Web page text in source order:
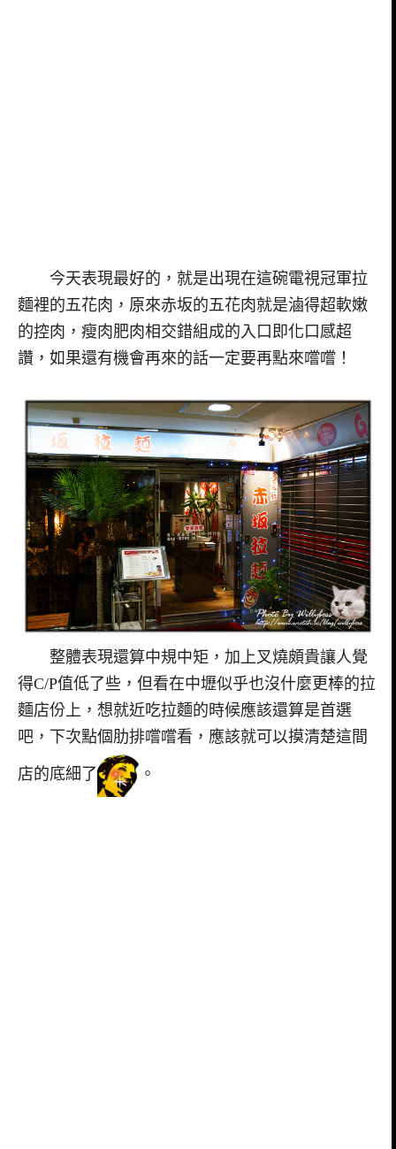
今天表現最好的，就是出現在這碗電視冠軍拉
麵裡的五花肉，原來赤坂的五花肉就是滷得超軟嫩
的控肉，瘦肉肥肉相交錯組成的入口即化口感超
讚，如果還有機會再來的話一定要再點來嚐嚐！
整體表現還算中規中矩，加上叉燒頗貴讓人覺
得C/P值低了些，但看在中壢似乎也沒什麼更棒的拉
麵店份上，想就近吃拉麵的時候應該還算是首選
吧，下次點個肋排嚐嚐看，應該就可以摸清楚這間
店的底細了 。